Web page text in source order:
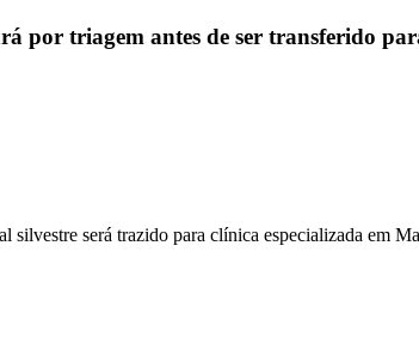
triagem antes de ser transferido